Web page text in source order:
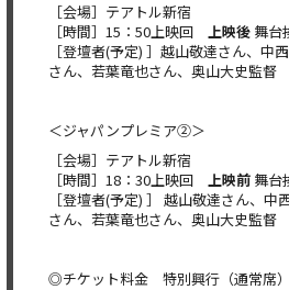
［会場］テアトル新宿
［時間］15：50上映回 上映後 舞
［登壇者(予定) ］越山敬達さん、中
さん、若葉竜也さん、奥山大史
＜ジャパンプレミア②＞
［会場］テアトル新宿
［時間］18：30上映回 上映前 舞
［登壇者(予定) ］ 越山敬達さん、
さん、若葉竜也さん、奥山大
◎チケット料金 特別興行（通常席）